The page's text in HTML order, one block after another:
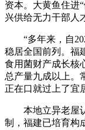
资本。大黄鱼住进
兴供给无力干部人
“多年来，自
稳居全国前列。福
食用菌财产成长核
总产量九成以上。
正在口就过上了宜
本地立异老屋认
制，福建已培育构